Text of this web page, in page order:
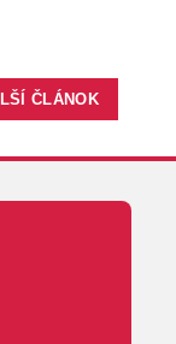
ČLÁNOK